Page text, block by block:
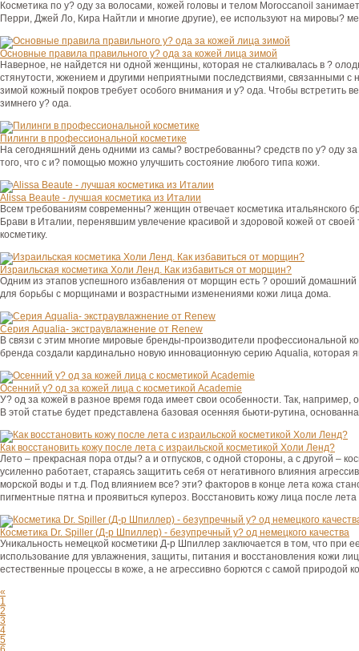
Косметика по у? оду за волосами, кожей головы и телом Moroccanoil
Перри, Джей Ло, Кира Найтли и многие другие), ее используют на мировы?
Основные правила правильного у? ода за кожей лица зимой
Наверное, не найдется ни одной женщины, которая не сталкивалась в ?
стянутости, жжением и другими неприятными последствиями, связанными
зимой кожный покров требует особого внимания и у? ода. Чтобы встретить
зимнего у? ода.
Пилинги в профессиональной косметике
На сегодняшний день одними из самы? востребованны? средств по у? оду
того, что с и? помощью можно улучшить состояние любого типа кожи.
Alissa Beaute - лучшая косметика из Италии
Всем требованиям современны? женщин отвечает косметика
Брави в Италии, перенявшим увлечение красивой и здоровой кожей от
косметику.
Израильская косметика Холи Ленд. Как избавиться от морщин?
Одним из этапов успешного избавления от морщин есть ? ороший
для борьбы с морщинами и возрастными изменениями кожи лица дома.
Серия Aqualia- экстраувлажнение от Renew
В связи с этим многие мировые бренды-производители профессиональной
бренда создали кардинально новую инновационную серию Aqualia,
Осенний у? од за кожей лица с косметикой Academie
У? од за кожей в разное время года имеет свои особенности. Так, например,
В этой статье будет представлена базовая осенняя бьюти-рутина,
Как восстановить кожу после лета с израильской косметикой Холи Ленд?
Лето – прекрасная пора отды? а и отпусков, с одной стороны, а с другой –
усиленно работает, стараясь защитить себя от негативного влияния
морской воды и т.д. Под влиянием все? эти? факторов в конце лета кожа
пигментные пятна и проявиться купероз. Восстановить кожу лица после
Косметика Dr. Spiller (Д-р Шпиллер) - безупречный у? од немецкого качества
Уникальность немецкой косметики Д-р Шпиллер заключается в том, что при
использование для увлажнения, защиты, питания и восстановления кожи
естественные процессы в коже, а не агрессивно борются с самой природой
«
1
2
3
4
5